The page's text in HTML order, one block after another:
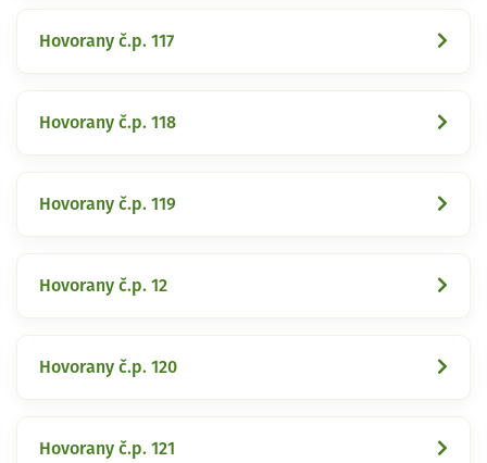
Hovorany č.p. 117
Hovorany č.p. 118
Hovorany č.p. 119
Hovorany č.p. 12
Hovorany č.p. 120
Hovorany č.p. 121